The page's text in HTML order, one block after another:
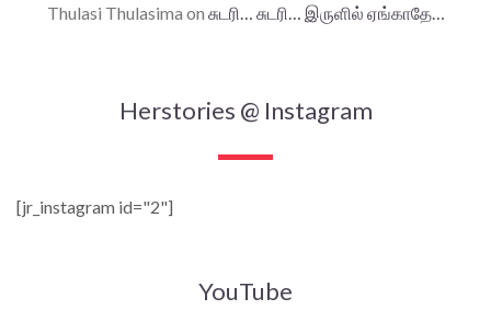
Thulasi Thulasima on சுடரி… சுடரி… இருளில் ஏங்காதே…
Herstories @ Instagram
[jr_instagram id="2"]
YouTube